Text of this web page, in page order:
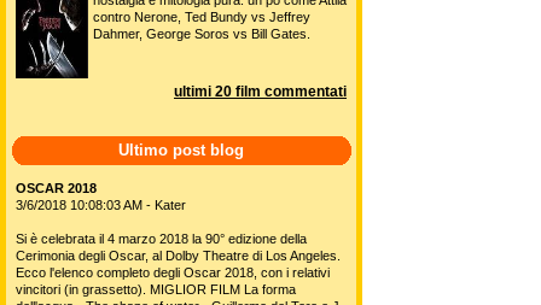
contro Nerone, Ted Bundy vs Jeffrey
Dahmer, George Soros vs Bill Gates.
ultimi 20 film commentati
Ultimo post blog
OSCAR 2018
3/6/2018 10:08:03 AM - Kater
Si è celebrata il 4 marzo 2018 la 90° edizione della
Cerimonia degli Oscar, al Dolby Theatre di Los Angeles.
Ecco l'elenco completo degli Oscar 2018, con i relativi
vincitori (in grassetto). MIGLIOR FILM La forma